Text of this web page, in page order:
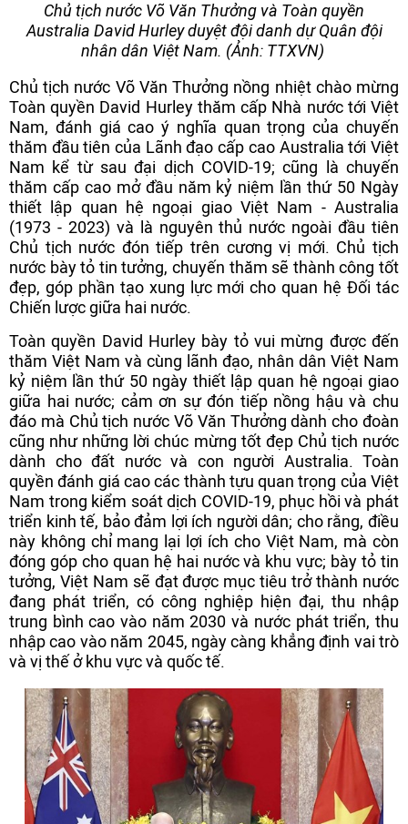
Chủ tịch nước Võ Văn Thưởng và Toàn quyền
Australia David Hurley duyệt đội danh dự Quân đội
nhân dân Việt Nam. (Ảnh: TTXVN)
Chủ tịch nước Võ Văn Thưởng nồng nhiệt chào mừng
Toàn quyền David Hurley thăm cấp Nhà nước tới Việt
Nam, đánh giá cao ý nghĩa quan trọng của chuyến
thăm đầu tiên của Lãnh đạo cấp cao Australia tới Việt
Nam kể từ sau đại dịch COVID-19; cũng là chuyến
thăm cấp cao mở đầu năm kỷ niệm lần thứ 50 Ngày
thiết lập quan hệ ngoại giao Việt Nam - Australia
(1973 - 2023) và là nguyên thủ nước ngoài đầu tiên
Chủ tịch nước đón tiếp trên cương vị mới. Chủ tịch
nước bày tỏ tin tưởng, chuyến thăm sẽ thành công tốt
đẹp, góp phần tạo xung lực mới cho quan hệ Đối tác
Chiến lược giữa hai nước.
Toàn quyền David Hurley bày tỏ vui mừng được đến
thăm Việt Nam và cùng lãnh đạo, nhân dân Việt Nam
kỷ niệm lần thứ 50 ngày thiết lập quan hệ ngoại giao
giữa hai nước; cảm ơn sự đón tiếp nồng hậu và chu
đáo mà Chủ tịch nước Võ Văn Thưởng dành cho đoàn
cũng như những lời chúc mừng tốt đẹp Chủ tịch nước
dành cho đất nước và con người Australia. Toàn
quyền đánh giá cao các thành tựu quan trọng của Việt
Nam trong kiểm soát dịch COVID-19, phục hồi và phát
triển kinh tế, bảo đảm lợi ích người dân; cho rằng, điều
này không chỉ mang lại lợi ích cho Việt Nam, mà còn
đóng góp cho quan hệ hai nước và khu vực; bày tỏ tin
tưởng, Việt Nam sẽ đạt được mục tiêu trở thành nước
đang phát triển, có công nghiệp hiện đại, thu nhập
trung bình cao vào năm 2030 và nước phát triển, thu
nhập cao vào năm 2045, ngày càng khẳng định vai trò
và vị thế ở khu vực và quốc tế.